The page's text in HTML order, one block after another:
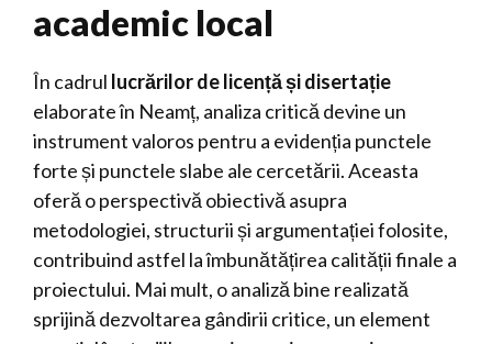
academic local
În cadrul lucrărilor de licență și disertație
elaborate în Neamț, analiza critică devine un
instrument valoros pentru a evidenția punctele
forte și punctele slabe ale cercetării. Aceasta
oferă o perspectivă obiectivă asupra
metodologiei, structurii și argumentației folosite,
contribuind astfel la îmbunătățirea calității finale a
proiectului. Mai mult, o analiză bine realizată
sprijină dezvoltarea gândirii critice, un element